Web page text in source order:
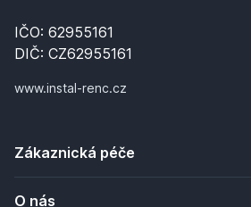
IČO: 62955161
DIČ: CZ62955161
www.instal-renc.cz
Zákaznická péče
O nás